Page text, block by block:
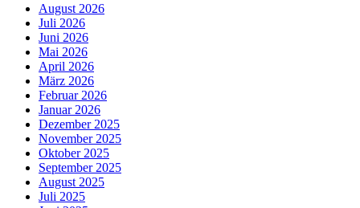
August 2026
Juli 2026
Juni 2026
Mai 2026
April 2026
März 2026
Februar 2026
Januar 2026
Dezember 2025
November 2025
Oktober 2025
September 2025
August 2025
Juli 2025